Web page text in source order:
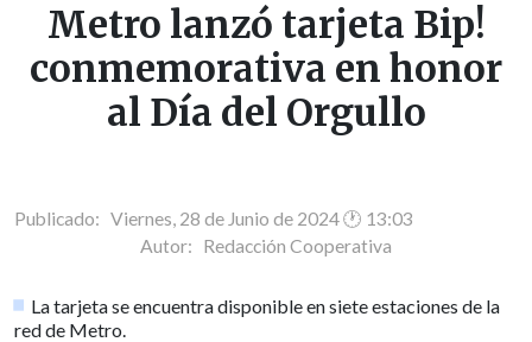
Metro lanzó tarjeta Bip!
conmemorativa en honor
al Día del Orgullo
Publicado: Viernes, 28 de Junio de 2024 🕐 13:03
Autor: Redacción Cooperativa
La tarjeta se encuentra disponible en siete estaciones de la
red de Metro.